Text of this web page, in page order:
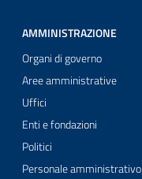
AMMINISTRAZIONE
Organi di governo
Aree amministrative
Uffici
Enti e fondazioni
Politici
Personale amministrativo